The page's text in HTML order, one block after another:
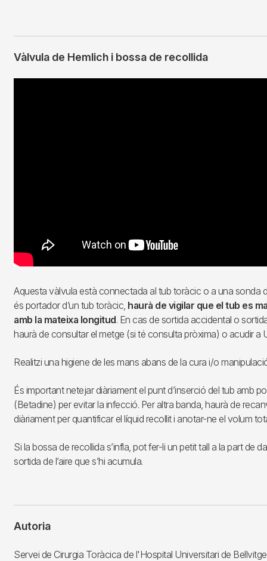
Vàlvula de Hemlich i bossa de recollida
Aquesta vàlvula està connectada al tub toràcic o a una sonda
és portador d’un tub toràcic, haurà de vigilar que el tub es
amb la mateixa longitud. En cas de sortida accidental o
haurà de consultar el metge (si té consulta pròxima) o acudir a
Realitzi una higiene de les mans abans de la cura i/o
És important netejar diàriament el punt d’inserció del tub amb
(Betadine) per evitar la infecció. Per altra banda, haurà de
diàriament per quantificar el líquid recollit i anotar-ne el volum
Si la bossa de recollida s’infla, pot fer-li un petit tall a la part de
sortida de l’aire que s’hi acumula.
Autoria
Servei de Cirurgia Toràcica de l'Hospital Universitari de